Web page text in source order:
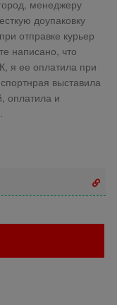
менеджеру
доупаковку
отправке курьер
написано, что
я ее оплатила при
выставила
оплатила и